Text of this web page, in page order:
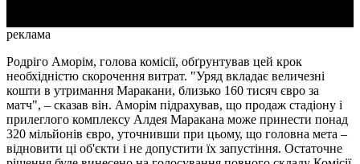
реклама
Родріго Аморім, голова комісії, обґрунтував цей крок
необхідністю скорочення витрат. "Уряд вкладає величезні
кошти в утримання Маракани, близько 160 тисяч євро за
матч", – сказав він. Аморім підрахував, що продаж стадіону і
прилеглого комплексу Алдея Маракана може принести понад
320 мільйонів євро, уточнивши при цьому, що головна мета –
відновити ці об'єкти і не допустити їх запустіння. Остаточне